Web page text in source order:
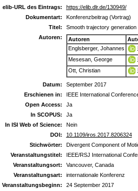
elib-URL des Eintrags:
https://elib.dlr.de/130949/
Dokumentart:
Konferenzbeitrag (Vortrag)
Titel:
Smooth trajectory
Autoren:
Autoren
Englsberger, Johannes
Mesesan, George
Ott, Christian
Datum:
September 2017
Erschienen in:
IEEE International
Open Access:
Ja
In SCOPUS:
Ja
In ISI Web of Science:
Nein
DOI:
10.1109/iros.2017.8206324
Stichwörter:
Divergent Component of
Veranstaltungstitel:
IEEE/RSJ International
Veranstaltungsort:
Vancouver, Canada
Veranstaltungsart:
internationale Konferenz
Veranstaltungsbeginn:
24 September 2017